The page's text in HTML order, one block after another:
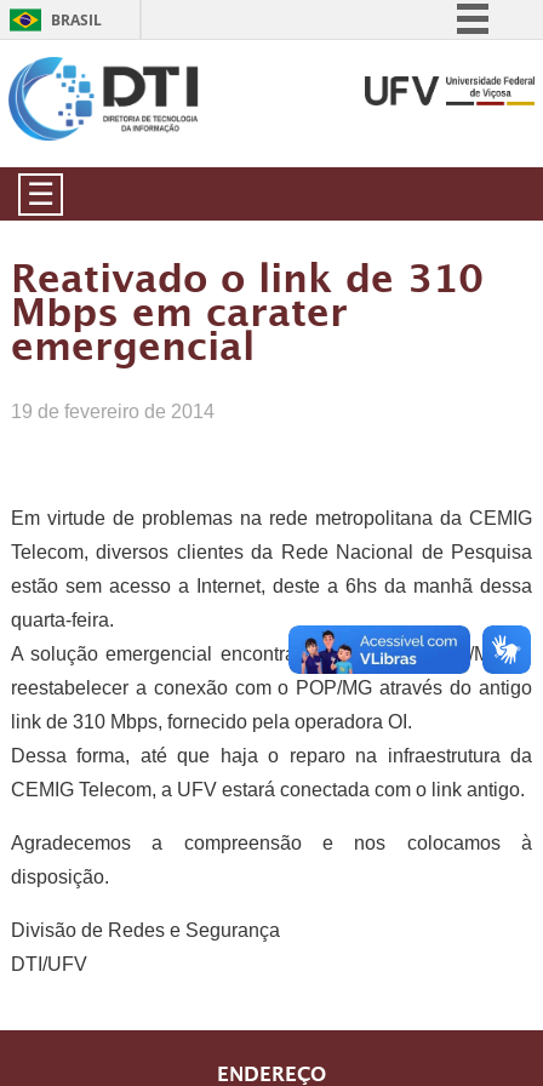
BRASIL
Comunica BR
☰
Reativado o link de 310
Mbps em carater
emergencial
19 de fevereiro de 2014
Em virtude de problemas na rede metropolitana da CEMIG
Telecom, diversos clientes da Rede Nacional de Pesquisa
estão sem acesso a Internet, deste a 6hs da manhã dessa
quarta-feira.
A solução emergencial encontrada pela DTI e POP/MG foi
reestabelecer a conexão com o POP/MG através do antigo
link de 310 Mbps, fornecido pela operadora OI.
Dessa forma, até que haja o reparo na infraestrutura da
CEMIG Telecom, a UFV estará conectada com o link antigo.
Agradecemos a compreensão e nos colocamos à
disposição.
Divisão de Redes e Segurança
DTI/UFV
ENDEREÇO